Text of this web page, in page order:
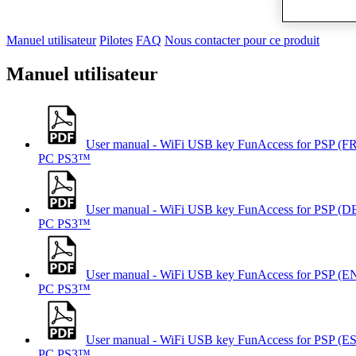
Manuel utilisateur Pilotes FAQ Nous contacter pour ce produit
Manuel utilisateur
User manual - WiFi USB key FunAccess for PSP
PC PS3™
User manual - WiFi USB key FunAccess for PSP
PC PS3™
User manual - WiFi USB key FunAccess for PSP
PC PS3™
User manual - WiFi USB key FunAccess for PSP